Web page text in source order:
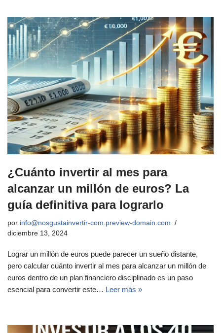
¿Cuánto invertir al mes para
alcanzar un millón de euros? La
guía definitiva para lograrlo
por info@nosgustainvertir-com.preview-domain.com
diciembre 13, 2024
Lograr un millón de euros puede parecer un sueño distante,
pero calcular cuánto invertir al mes para alcanzar un millón de
euros dentro de un plan financiero disciplinado es un paso
esencial para convertir este… Leer más »